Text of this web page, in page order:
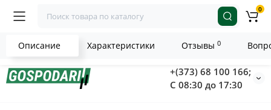
+(373) 68 100 166;
С 08:30 до 17:30
0
Описание Характеристики Отзывы 0